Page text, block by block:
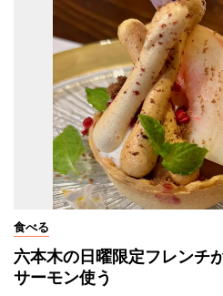
食べる
六本木の日曜限定フレン
サーモン使う